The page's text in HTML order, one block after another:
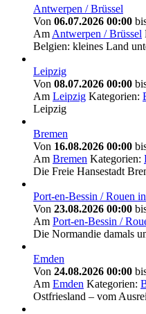
Antwerpen / Brüssel
Von 06.07.2026 00:00
Am Antwerpen / Brüssel
Belgien: kleines Land
Leipzig
Von 08.07.2026 00:00
Am Leipzig Kategorien:
Leipzig
Bremen
Von 16.08.2026 00:00
Am Bremen Kategorien:
Die Freie Hansestadt
Port-en-Bessin / Rouen
Von 23.08.2026 00:00
Am Port-en-Bessin /
Die Normandie damals
Emden
Von 24.08.2026 00:00
Am Emden Kategorien:
Ostfriesland – vom